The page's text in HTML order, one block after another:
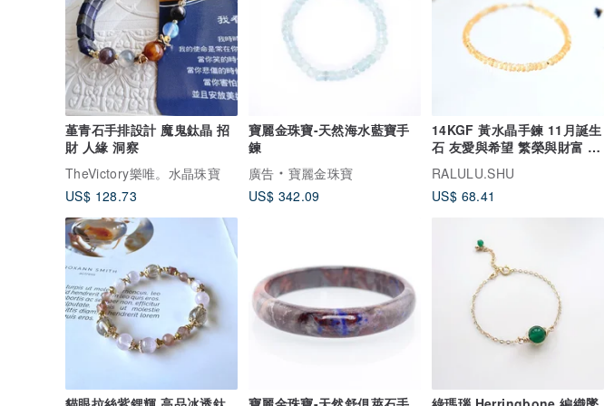
堇青石手排設計 魔鬼鈦晶 招
財 人緣 洞察
TheVictory樂唯。水晶珠寶
US$ 128.73
寶麗金珠寶-天然海水藍寶手
鍊
廣告
寶麗金珠寶
US$ 342.09
14KGF 黃水晶手鍊 11月誕生
石 友愛與希望 繁榮與財富 幸
RALULU.SHU
US$ 68.41